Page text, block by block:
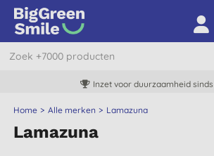
Inzet voor duurzaamheid
Home Alle merken Lamazuna
Lamazuna